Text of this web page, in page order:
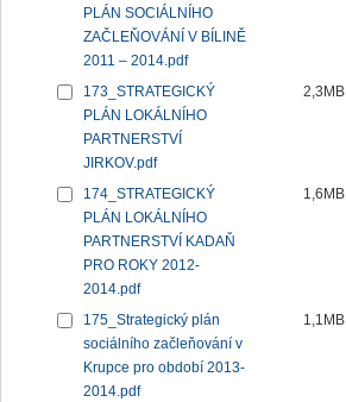
PLÁN SOCIÁLNÍHO
ZAČLEŇOVÁNÍ V BÍLINĚ
2011 – 2014.pdf
173_STRATEGICKÝ
PLÁN LOKÁLNÍHO
PARTNERSTVÍ
JIRKOV.pdf
2,3MB
174_STRATEGICKÝ
PLÁN LOKÁLNÍHO
PARTNERSTVÍ KADAŇ
PRO ROKY 2012-
2014.pdf
1,6MB
175_Strategický plán
sociálního začleňování v
Krupce pro období 2013-
2014.pdf
1,1MB